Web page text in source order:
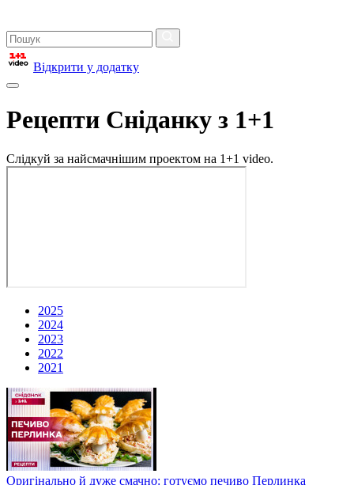
Відкрити у додатку
Рецепти Сніданку з 1+1
Слідкуй за найсмачнішим проектом на 1+1 video.
2025
2024
2023
2022
2021
Оригінально й дуже смачно: готуємо печиво Перлинка